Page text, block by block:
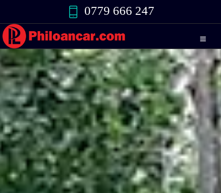
0779 666 247